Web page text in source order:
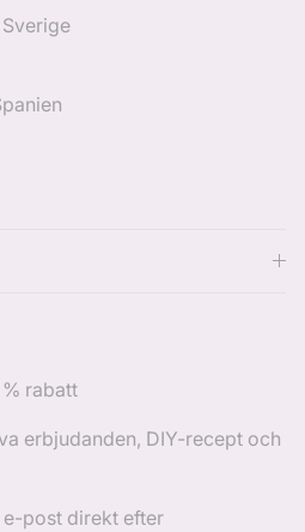
rabatt
erbjudanden, DIY-recept och
post direkt efter